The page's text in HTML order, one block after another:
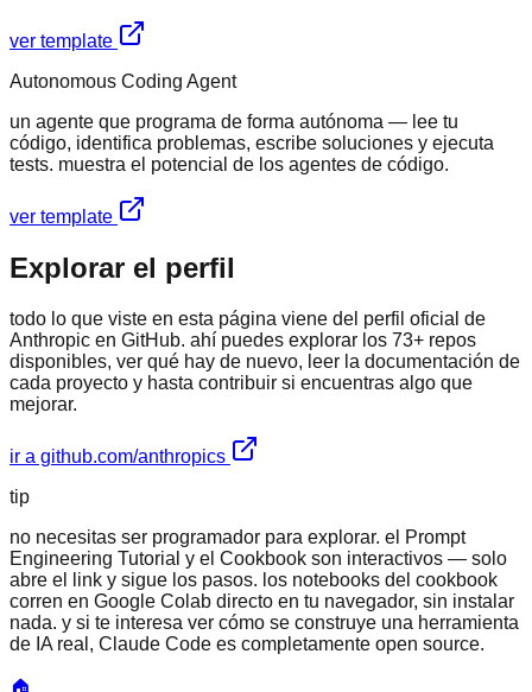
ver template
Autonomous Coding Agent
un agente que programa de forma autónoma — lee tu
código, identifica problemas, escribe soluciones y ejecuta
tests. muestra el potencial de los agentes de código.
ver template
Explorar el perfil
todo lo que viste en esta página viene del perfil oficial de
Anthropic en GitHub. ahí puedes explorar los 73+ repos
disponibles, ver qué hay de nuevo, leer la documentación de
cada proyecto y hasta contribuir si encuentras algo que
mejorar.
ir a github.com/anthropics
tip
no necesitas ser programador para explorar. el Prompt
Engineering Tutorial y el Cookbook son interactivos — solo
abre el link y sigue los pasos. los notebooks del cookbook
corren en Google Colab directo en tu navegador, sin instalar
nada. y si te interesa ver cómo se construye una herramienta
de IA real, Claude Code es completamente open source.
🏠